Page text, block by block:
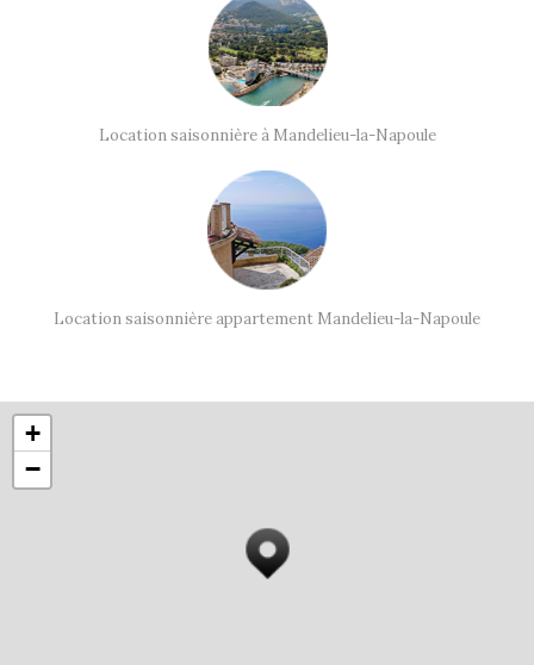
Location saisonnière à Mandelieu-la-Napoule
Location saisonnière appartement Mandelieu-la-Napoule
+
−